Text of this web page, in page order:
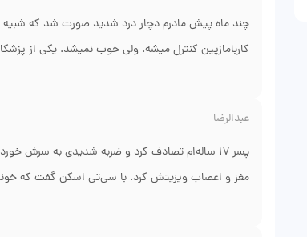
چند ماه پیش مادرم دچار درد شدید صورت شد که شبیه
کاربامازپین کنترل میشه. ولی خوب نمیشد. یکی از
کردن و گفتن که عصب سه قلو تحت فشار رگه و باید
عبدالرضا
پسر ۱۷ ساله‌ام تصادف کرد و ضربه شدیدی به
مغز و اعصاب ویزیتش کرد. با سی‌تی اسکن گفت که
خونریزی رو تخلیه کردن. بعد از یک هفته، پسرم به